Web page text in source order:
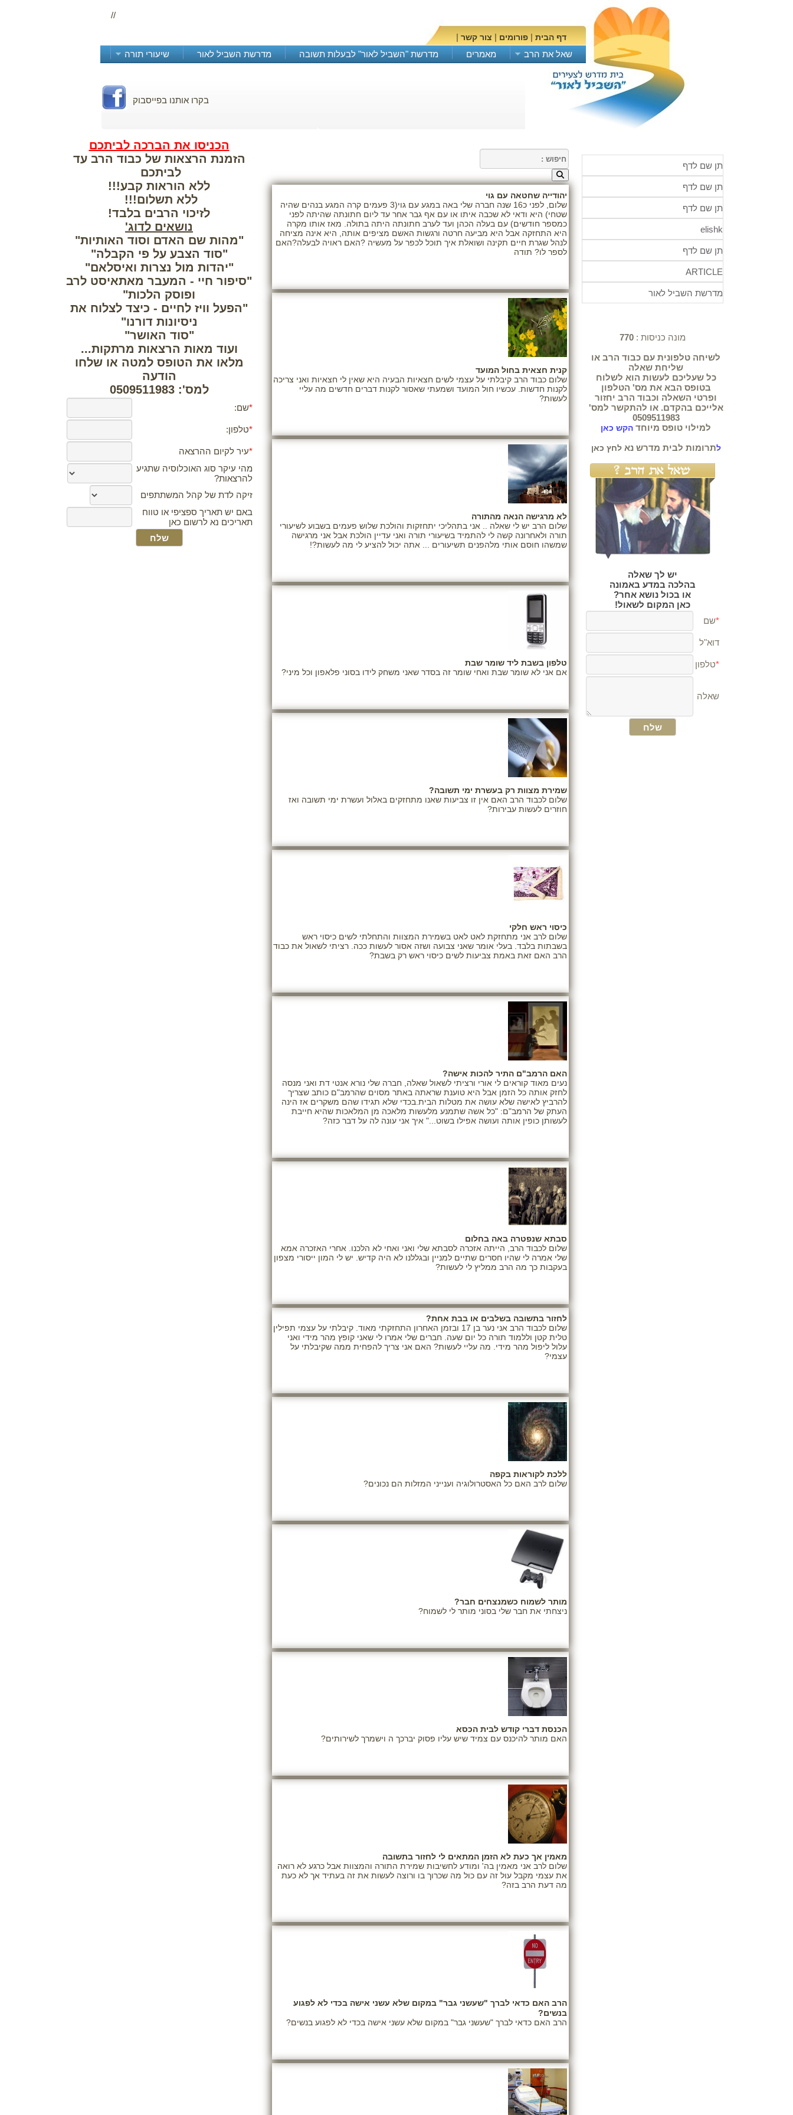
//
דף הבית | פורומים | צור קשר |
שאל את הרב
מאמרים מדרשת "השביל לאור" לבעלות תשובה מדרשת השביל לאור שיעורי תורה
בקרו אותנו בפייסבוק
תן שם לדף
תן שם לדף
תן שם לדף
elishk
תן שם לדף
ARTICLE
מדרשת השביל לאור
מונה כניסות :770
לשיחה טלפונית עם כבוד הרב או
שליחת שאלה
כל שעליכם לעשות הוא לשלוח
בטופס הבא את מס' הטלפון
ופרטי השאלה וכבוד הרב יחזור
אלייכם בהקדם. או להתקשר למס'
0509511983
למילוי טופס מיוחד הקש כאן
לתרומות לבית מדרש נאלחץ כאן
יש לך שאלה
בהלכה במדע באמונה
או בכול נושא אחר?
כאן המקום לשאול!
יהודייה שחטאה עם גוי
שלום, לפני כ16 שנה חברה שלי באה במגע עם גוי(3 פעמים קרה המגע בנהים שהיה
שטחי) היא ודאי לא שכבה איתו או עם אף גבר אחר עד ליום חתונתה שהיתה לפני
כמספר חודשים) עם בעלה הכהן ועד לערב חתונתה היתה בתולה. מאז אותו מקרה
היא התחזקה אבל היא מביעה חרטה ורגשות האשם מציפים אותה, היא אינה מציחה
לנהל שגרת חיים תקינה ושואלת איך תוכל לכפר על מעשיה ?האם ראויה לבעלה?האם
לספר לו? תודה
קנית חצאית בחול המועד
שלום כבוד הרב קיבלתי על עצמי לשים חצאיות הבעיה היא שאין לי חצאיות ואני צריכה
לקנות חדשות. עכשיו חול המועד ושמעתי שאסור לקנות דברים חדשים מה עליי
לעשות?
לא מרגישה הנאה מהתורה
שלום הרב יש לי שאלה .. אני בתהליכי יתחזקות והולכת שלוש פעמים בשבוע לשיעורי
תורה ולאחרונה קשה לי להתמיד בשיעורי תורה ואני עדיין הולכת אבל אני מרגישה
שמשהו חוסם אותי מלהפנים תשיעורים ... אתה יכול להציע לי מה לעשות?!
טלפון בשבת ליד שומר שבת
אם אני לא שומר שבת ואחי שומר זה בסדר שאני משחק לידו בסוני פלאפון וכל מיני?
שמירת מצוות רק בעשרת ימי תשובה?
שלום לכבוד הרב האם אין זו צביעות שאנו מתחזקים באלול ועשרת ימי תשובה ואז
חוזרים לעשות עבירות?
כיסוי ראש חלקי
שלום לרב אני מתחזקת לאט לאט בשמירת המצוות והתחלתי לשים כיסוי ראש
בשבתות בלבד. בעלי אומר שאני צבועה ושזה אסור לעשות ככה. רציתי לשאול את כבוד
הרב האם זאת באמת צביעות לשים כיסוי ראש רק בשבת?
האם הרמב"ם התיר להכות אישה?
נעים מאוד קוראים לי אורי ורציתי לשאול שאלה, חברה שלי נורא אנטי דת ואני מנסה
לחזק אותה כל הזמן אבל היא טוענת שראתה באתר מסוים שהרמב"ם כותב שצריך
להרביץ לאישה שלא עושה את מטלות הבית.בכדי שלא תגידו שהם משקרים אז הינה
העתק של הרמב"ם: "כל אשה שתמנע מלעשות מלאכה מן המלאכות שהיא חייבת
לעשותן כופין אותה ועושה אפילו בשוט..." איך אני עונה לה על דבר כזה?
סבתא שנפטרה באה בחלום
שלום לכבוד הרב, הייתה אזכרה לסבתא שלי ואני ואחי לא הלכנו. אחרי האזכרה אמא
שלי אמרה לי שהיו חסרים שתיים למניין ובגללנו לא היה קדיש. יש לי המון ייסורי מצפון
בעקבות כך מה הרב ממליץ לי לעשות?
לחזור בתשובה בשלבים או בבת אחת?
שלום לכבוד הרב אני נער בן 17 ובזמן האחרון התחזקתי מאוד. קיבלתי על עצמי תפילין
טלית קטן וללמוד תורה כל יום שעה. חברים שלי אמרו לי שאני קופץ מהר מידי ואני
עלול ליפול מהר מידי. מה עליי לעשות? האם אני צריך להפחית ממה שקיבלתי על
עצמי?
ללכת לקוראות בקפה
שלום לרב האם כל האסטרולוגיה וענייני המזלות הם נכונים?
מותר לשמוח כשמנצחים חבר?
ניצחתי את חבר שלי בסוני מותר לי לשמוח?
הכנסת דברי קודש לבית הכסא
האם מותר להיכנס עם צמיד שיש עליו פסוק יברכך ה וישמרך לשירותים?
מאמין אך כעת לא הזמן המתאים לי לחזור בתשובה
שלום לרב אני מאמין בה' ומודע לחשיבות שמירת התורה והמצוות אבל כרגע לא רואה
את עצמי מקבל עול זה עם כול מה שכרוך בו ורוצה לעשות את זה בעתיד אך לא כעת
מה דעת הרב בזה?
הרב האם כדאי לברך "שעשני גבר" במקום שלא עשני אישה בכדי לא לפגוע
בנשים?
הרב האם כדאי לברך "שעשני גבר" במקום שלא עשני אישה בכדי לא לפגוע בנשים?
הכניסו את הברכה לביתכם
הזמנת הרצאות של כבוד הרב עד
לביתכם
ללא הוראות קבע!!!
ללא תשלום!!!
לזיכוי הרבים בלבד!
נושאים לדוג'
"מהות שם האדם וסוד האותיות"
"סוד הצבע על פי הקבלה"
"יהדות מול נצרות ואיסלאם"
"סיפור חיי - המעבר מאתאיסט לרב
ופוסק הלכות"
"הפעל וויז לחיים - כיצד לצלוח את
ניסיונות דורנו"
"סוד האושר"
ועוד מאות הרצאות מרתקות...
מלאו את הטופס למטה או שלחו
הודעה
למס': 0509511983